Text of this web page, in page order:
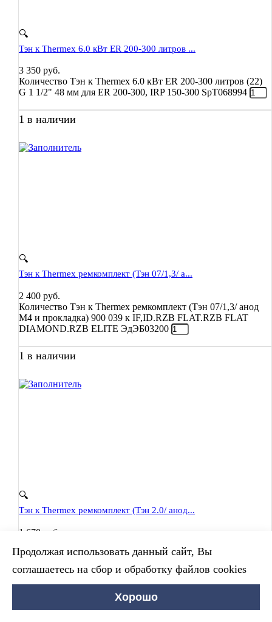
🔍
Тэн к Thermex 6.0 кВт ER 200-300 литров ...
3 350 руб.
Количество Тэн к Thermex 6.0 кВт ER 200-300 литров (22)
G 1 1/2" 48 мм для ER 200-300, IRP 150-300 SpT068994
1 в наличии
🔍
Тэн к Thermex ремкомплект (Тэн 07/1,3/ а...
2 400 руб.
Количество Тэн к Thermex ремкомплект (Тэн 07/1,3/ анод
М4 и прокладка) 900 039 к IF,ID.RZB FLAT.RZB FLAT
DIAMOND.RZB ELITE ЭдЭБ03200
1 в наличии
🔍
Тэн к Thermex ремкомплект (Тэн 2.0/ анод...
1 670 руб.
прокладка) 900013 к Solo.Fusion.Victory.Alfa.Esisson King
Продолжая использовать данный сайт, Вы
соглашаетесь на сбор и обработку файлов cookies
Хорошо